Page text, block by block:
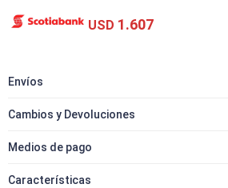
USD 1.607
Envíos
Cambios y Devoluciones
Medios de pago
Características